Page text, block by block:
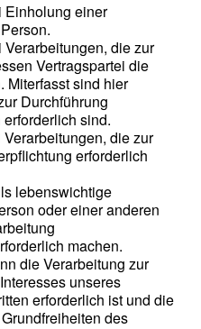
Einholung einer
Verarbeitungen, die zur
Vertragspartei die
Miterfasst sind hier
Durchführung
sind.
die zur
erforderlich
lebenswichtige
oder einer anderen
machen.
die Verarbeitung zur
unseres
erforderlich ist und die
des